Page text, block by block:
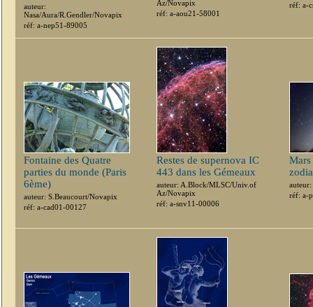
auteur:
Nasa/Aura/R.Gendler/Novapix
réf: a-nep51-89005
Az/Novapix
réf: a-aou21-58001
réf: a-
Fontaine des Quatre
parties du monde (Paris
6ème)
auteur: S.Beaucourt/Novapix
réf: a-cad01-00127
Restes de supernova IC
443 dans les Gémeaux
auteur: A.Block/MLSC/Univ.of
Az/Novapix
réf: a-snv11-00006
réf: a-